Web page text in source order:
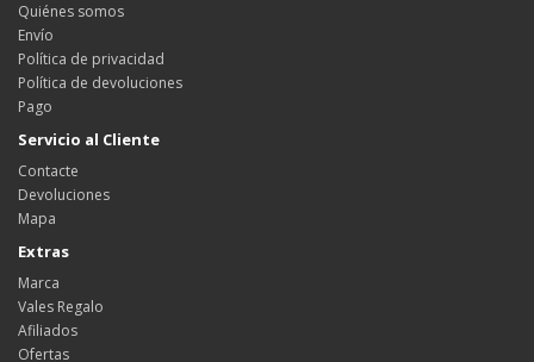
Quiénes somos
Envío
Política de privacidad
Política de devoluciones
Pago
Servicio al Cliente
Contacte
Devoluciones
Mapa
Extras
Marca
Vales Regalo
Afiliados
Ofertas